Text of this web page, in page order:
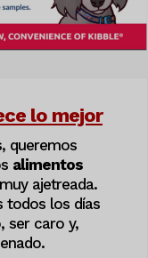
lo mejor
queremos
alimentos
ajetreada.
todos los días
ser caro y,